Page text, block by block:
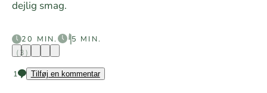
dejlig smag.
20 MIN.
5 MIN.
(3)
1 Tilføj en kommentar